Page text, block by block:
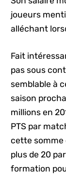
joueurs
alléchant
Fait
pas sous
semblable à
saison
millions en
PTS par
cette somme
plus de 20
formation